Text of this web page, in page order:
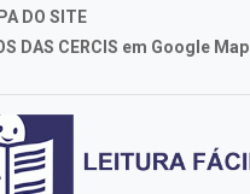
DO SITE
DAS CERCIS em Google Map